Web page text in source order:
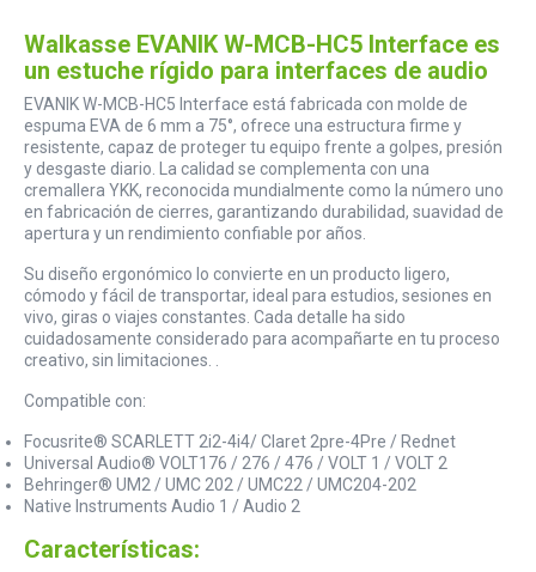
Walkasse EVANIK W-MCB-HC5 Interface es
un estuche rígido para interfaces de audio
EVANIK W-MCB-HC5 Interface está fabricada con molde de
espuma EVA de 6 mm a 75°, ofrece una estructura firme y
resistente, capaz de proteger tu equipo frente a golpes, presión
y desgaste diario. La calidad se complementa con una
cremallera YKK, reconocida mundialmente como la número uno
en fabricación de cierres, garantizando durabilidad, suavidad de
apertura y un rendimiento confiable por años.
Su diseño ergonómico lo convierte en un producto ligero,
cómodo y fácil de transportar, ideal para estudios, sesiones en
vivo, giras o viajes constantes. Cada detalle ha sido
cuidadosamente considerado para acompañarte en tu proceso
creativo, sin limitaciones. .
Compatible con:
Focusrite® SCARLETT 2i2-4i4/ Claret 2pre-4Pre / Rednet
Universal Audio® VOLT176 / 276 / 476 / VOLT 1 / VOLT 2
Behringer® UM2 / UMC 202 / UMC22 / UMC204-202
Native Instruments Audio 1 / Audio 2
Características: